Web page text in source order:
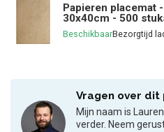
Papieren placemat
30x40cm - 500
Beschikbaar
Vragen over dit
Mijn naam is
verder. Neem